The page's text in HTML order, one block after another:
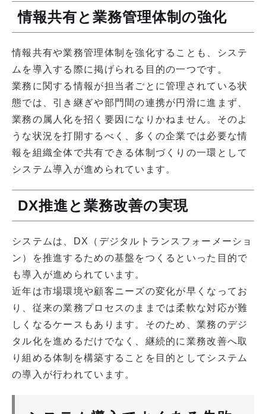
情報共有と業務管理体制の強化
情報共有や業務管理体制を強化することも、システ
ムを導入する際に掲げられる目的の一つです。
業務に関する情報が担当者ごとに管理されている状
態では、引き継ぎや部門間の連携が円滑に進まず、
業務の属人化を招く要因になりかねません。そのよ
うな状況を打開するべく、多くの企業では必要な情
報を組織全体で共有できる体制づくりの一環として
システム導入が進められています。
DX推進と業務改善の実現
システムは、DX（デジタルトランスフォーメーショ
ン）を推進するための基盤をつくるといった目的で
も導入が進められています。
近年は市場環境や顧客ニーズの変化が早くなってお
り、従来の業務プロセスのままでは柔軟な対応が難
しくなるケースもあります。そのため、業務のデジ
タル化を進めるだけでなく、継続的に業務改善へ取
り組める体制を構築することを目的としてシステム
の導入が行われています。